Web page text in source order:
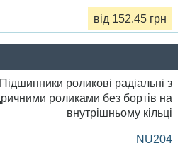
від 152.45 грн
роликові радіальні з
роликами без бортів на
внутрішньому кільці
NU204